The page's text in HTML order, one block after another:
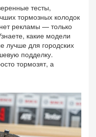
тесты,
тормозных колодок
рекламы — только
какие модели
лучше для городских
подделку.
тормозят, а